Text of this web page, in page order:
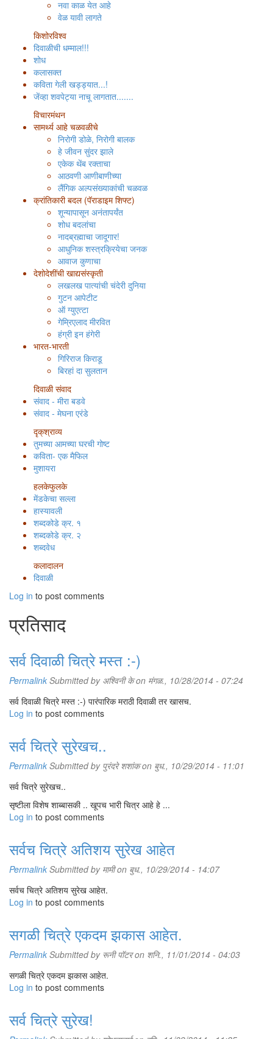
नवा काळ येत आहे
वेळ यावी लागते
किशोरविश्व
दिवाळीची धम्माल!!!
शोध
कलासक्त
कविता गेली खड्ड्यात...!
जेंव्हा शवपेट्या नाचू लागतात.......
विचारमंथन
सामर्थ्य आहे चळवळीचे
निरोगी डोळे, निरोगी बालक
हे जीवन सुंदर झाले
एकेक थेंब रक्ताचा
आठवणी आणीबाणीच्या
लैंगिक अल्पसंख्याकांची चळवळ
क्रांतिकारी बदल (पॅराडाइम शिफ्ट)
शून्यापासून अनंतापर्यंत
शोध बदलांचा
नादब्रह्माचा जादूगार!
आधुनिक शस्त्रक्रियेचा जनक
आवाज कुणाचा
देशोदेशींची खाद्यसंस्कृती
लखलख पात्यांची चंदेरी दुनिया
गुटन आपेटीट
ऑ ग्युएत्टा
गेम्रिएलाद मीरवित
हंग्री इन हंगेरी
भारत-भारती
गिरिराज किराडू
बिरहां दा सुलतान
दिवाळी संवाद
संवाद - मीरा बडवे
संवाद - मेघना एरंडे
दृक्‌श्राव्य
तुमच्या आमच्या घरची गोष्ट
कविता- एक मैफिल
मुशायरा
हलकेफुलके
मेंडकेचा सल्ला
हास्यावली
शब्दकोडे क्र. १
शब्दकोडे क्र. २
शब्दवेध
कलादालन
दिवाळी
Log in to post comments
प्रतिसाद
सर्व दिवाळी चित्रे मस्त :-)
Permalink Submitted by अश्विनी केon मंगळ., 10/28/2014 - 07:24
सर्व दिवाळी चित्रे मस्त :-) पारंपारिक मराठी दिवाळी तर खासच.
Log in to post comments
सर्व चित्रे सुरेखच..
Permalink Submitted by पुरंदरे शशांकon बुध., 10/29/2014 - 11:01
सर्व चित्रे सुरेखच..
सृष्टीला विशेष शाब्बासकी .. खूपच भारी चित्र आहे हे ...
Log in to post comments
सर्वच चित्रे अतिशय सुरेख आहेत
Permalink Submitted by मामीon बुध., 10/29/2014 - 14:07
सर्वच चित्रे अतिशय सुरेख आहेत.
Log in to post comments
सगळी चित्रे एकदम झकास आहेत.
Permalink Submitted by रूनी पॉटरon शनि., 11/01/2014 - 04:03
सगळी चित्रे एकदम झकास आहेत.
Log in to post comments
सर्व चित्रे सुरेख!